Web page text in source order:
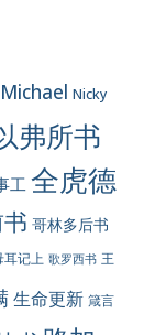
Michael Nicky
弗所书
工 全虎德
哥林多后书
耳记上 歌罗西书 王
生命更新 箴言